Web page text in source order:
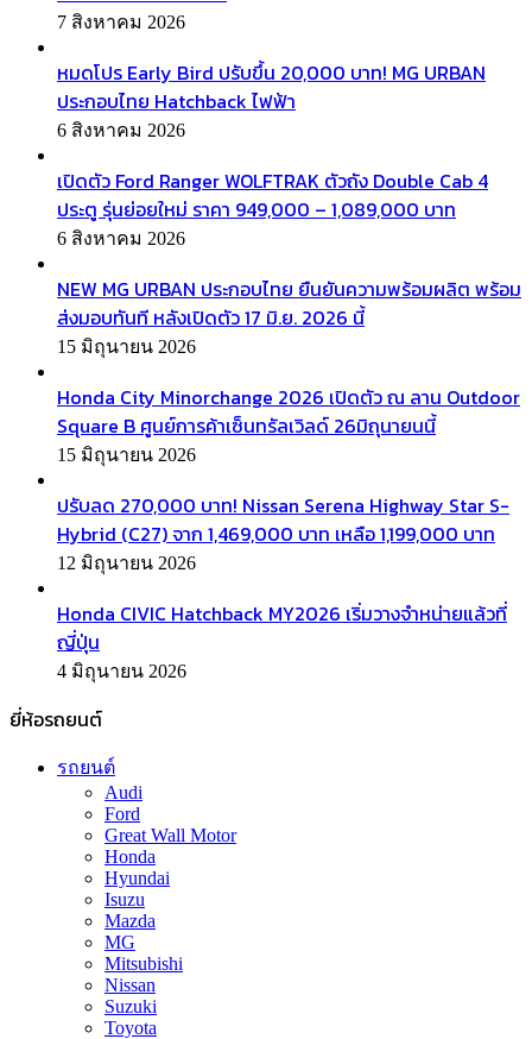
7 สิงหาคม 2026
หมดโปร Early Bird ปรับขึ้น 20,000 บาท! MG URBAN
ประกอบไทย Hatchback ไฟฟ้า
6 สิงหาคม 2026
เปิดตัว Ford Ranger WOLFTRAK ตัวถัง Double Cab 4
ประตู รุ่นย่อยใหม่ ราคา 949,000 – 1,089,000 บาท
6 สิงหาคม 2026
NEW MG URBAN ประกอบไทย ยืนยันความพร้อมผลิต พร้อม
ส่งมอบทันที หลังเปิดตัว 17 มิ.ย. 2026 นี้
15 มิถุนายน 2026
Honda City Minorchange 2026 เปิดตัว ณ ลาน Outdoor
Square B ศูนย์การค้าเซ็นทรัลเวิลด์ 26มิถุนายนนี้
15 มิถุนายน 2026
ปรับลด 270,000 บาท! Nissan Serena Highway Star S-
Hybrid (C27) จาก 1,469,000 บาท เหลือ 1,199,000 บาท
12 มิถุนายน 2026
Honda CIVIC Hatchback MY2026 เริ่มวางจำหน่ายแล้วที่
ญี่ปุ่น
4 มิถุนายน 2026
ยี่ห้อรถยนต์
รถยนต์
Audi
Ford
Great Wall Motor
Honda
Hyundai
Isuzu
Mazda
MG
Mitsubishi
Nissan
Suzuki
Toyota